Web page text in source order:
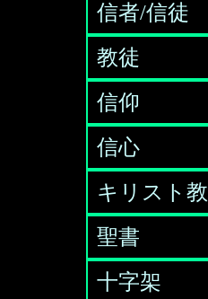
信者/信徒
教徒
信仰
信心
キリスト教
聖書
十字架